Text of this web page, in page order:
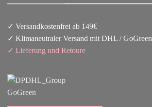
✓ Versandkostenfrei ab 149€
✓ Klimaneutraler Versand mit DHL / GoGreen
✓ Lieferung und Retoure